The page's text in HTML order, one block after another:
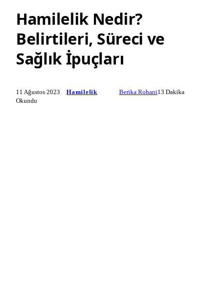
Hamilelik Nedir?
Belirtileri, Süreci ve
Sağlık İpuçları
11 Ağustos 2023 Hamilelik Berika Rohani13 Dakika
Okundu